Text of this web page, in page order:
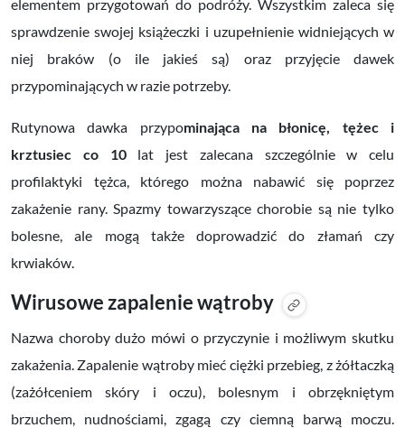
elementem przygotowań do podróży. Wszystkim zaleca się
sprawdzenie swojej książeczki i uzupełnienie widniejących w
niej braków (o ile jakieś są) oraz przyjęcie dawek
przypominających w razie potrzeby.
Rutynowadawka przypominająca na błonicę, tężec i
krztusiec co 10lat jest zalecana szczególnie w celu
profilaktyki tężca, którego można nabawić się poprzez
zakażenie rany. Spazmy towarzyszące chorobie są nie tylko
bolesne, ale mogą także doprowadzić do złamań czy
krwiaków.
Wirusowe zapalenie wątroby
Nazwa choroby dużo mówi o przyczynie i możliwym skutku
zakażenia. Zapalenie wątroby mieć ciężki przebieg, z żółtaczką
(zażółceniem skóry i oczu), bolesnym i obrzękniętym
brzuchem, nudnościami, zgagą czy ciemną barwą moczu.